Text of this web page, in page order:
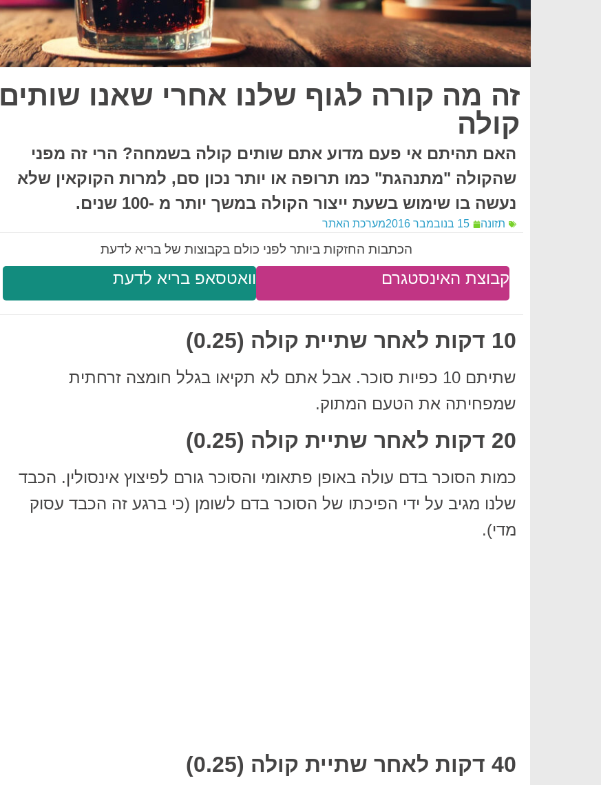
זה מה קורה לגוף שלנו אחרי שאנו שותים
קולה
האם תהיתם אי פעם מדוע אתם שותים קולה בשמחה? הרי זה מפני
שהקולה "מתנהגת" כמו תרופה או יותר נכון סם, למרות הקוקאין שלא
נעשה בו שימוש בשעת ייצור הקולה במשך יותר מ -100 שנים.
תזונה 15 בנובמבר 2016 מערכת האתר
הכתבות החזקות ביותר לפני כולם בקבוצות של בריא לדעת
וואטסאפ בריא לדעת קבוצת האינסטגרם
10 דקות לאחר שתיית קולה (0.25)
שתיתם 10 כפיות סוכר. אבל אתם לא תקיאו בגלל חומצה זרחתית
שמפחיתה את הטעם המתוק.
20 דקות לאחר שתיית קולה (0.25)
כמות הסוכר בדם עולה באופן פתאומי והסוכר גורם לפיצוץ אינסולין. הכבד
שלנו מגיב על ידי הפיכתו של הסוכר בדם לשומן (כי ברגע זה הכבד עסוק
מדי).
40 דקות לאחר שתיית קולה (0.25)